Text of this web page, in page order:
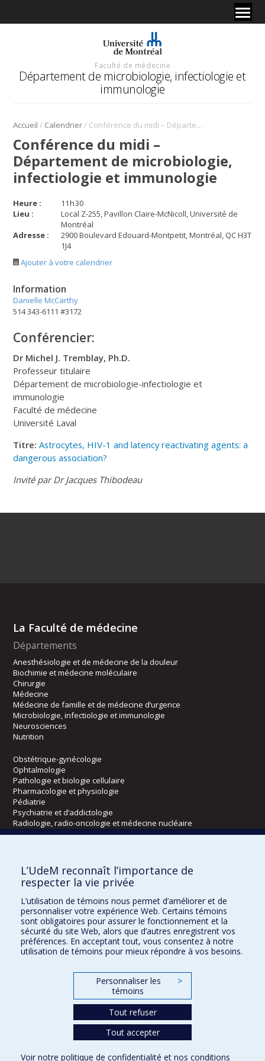
Faculté de médecine
Département de microbiologie, infectiologie et
immunologie
Accueil / Calendrier/ Conférence du midi – Département de microbiologie, infectiologie et immunologie
Conférence du midi –
Département de microbiologie,
infectiologie et immunologie
Heure : 11h30
Lieu :
Local Z-255, Pavillon Claire-McNicoll, Université de
Montréal
Adresse :
2900 Boulevard Edouard-Montpetit, Montréal, QC H3T
1J4
Ajouter à votre calendrier
Information
Danielle McCarthy
514 343-6111 #3172
Conférencier:
Dr Michel J. Tremblay, Ph.D.
Professeur titulaire
Département de microbiologie-infectiologie et
immunologie
Faculté de médecine
Université Laval
Titre:Astrocytes, HIV-1 and latency reactivating agents: a
dangerous association?
Invité par Dr Jacques Thibodeau
La Faculté de médecine
Départements
Anesthésiologie et de médecine de la douleur
Biochimie et médecine moléculaire
Chirurgie
Médecine
Médecine de famille et de médecine d’urgence
Microbiologie, infectiologie et immunologie
Neurosciences
Nutrition
Obstétrique-gynécologie
Ophtalmologie
Pathologie et biologie cellulaire
Pharmacologie et physiologie
Pédiatrie
Psychiatrie et d’addictologie
Radiologie, radio-oncologie et médecine nucléaire
Kinésiologie et des sciences de l’activité physique
Orthophonie et audiologie
Réadaptation
Directions
DPC
CPASS
L’UdeM reconnaît l’importance de
respecter la vie privée
L’utilisation de témoins nous permet d’améliorer et de
personnaliser votre expérience Web. Certains témoins
sont obligatoires pour assurer le fonctionnement et la
sécurité du site Web, alors que d’autres enregistrent vos
préférences. En acceptant tout, vous consentez à notre
utilisation de témoins pour mieux répondre à vos besoins.
Personnaliser les
témoins
>
Tout refuser
Tout accepter
Voir notre politique de confidentialité et nos conditions